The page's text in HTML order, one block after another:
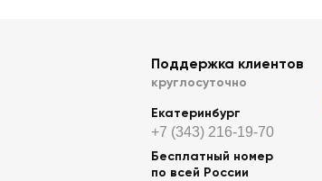
Поддержка клиентов
круглосуточно
Екатеринбург
+7 (343) 216-19-70
Бесплатный номер
по всей России